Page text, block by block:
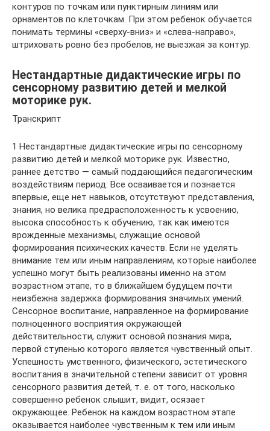
контуров по точкам или пунктирным линиям или
орнаментов по клеточкам. При этом ребенок обучается
понимать термины «сверху-вниз» и «слева-направо»,
штриховать ровно без пробелов, не выезжая за контур.
Нестандартные дидактические игры по
сенсорному развитию детей и мелкой
моторике рук.
Транскрипт
1 Нестандартные дидактические игры по сенсорному
развитию детей и мелкой моторике рук. Известно,
раннее детство — самый поддающийся педагогическим
воздействиям период. Все осваивается и познается
впервые, еще нет навыков, отсутствуют представления,
знания, но велика предрасположенность к усвоению,
высока способность к обучению, так как имеются
врожденные механизмы, служащие основой
формирования психических качеств. Если не уделять
внимание тем или иным направлениям, которые наиболее
успешно могут быть реализованы именно на этом
возрастном этапе, то в ближайшем будущем почти
неизбежна задержка формирования значимых умений.
Сенсорное воспитание, направленное на формирование
полноценного восприятия окружающей
действительности, служит основой познания мира,
первой ступенью которого является чувственный опыт.
Успешность умственного, физического, эстетического
воспитания в значительной степени зависит от уровня
сенсорного развития детей, т. е. от того, насколько
совершенно ребенок слышит, видит, осязает
окружающее. Ребенок на каждом возрастном этапе
оказывается наиболее чувственным к тем или иным